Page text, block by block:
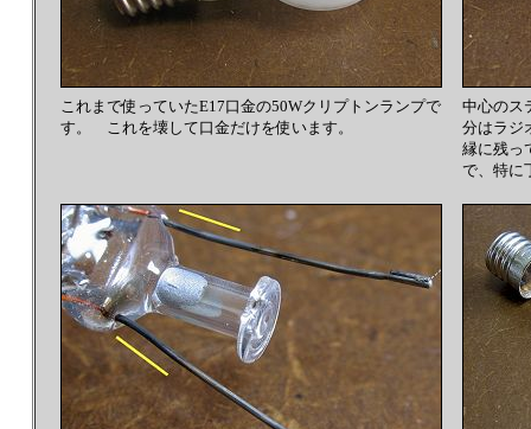
これまで使っていたE17口金の50Wクリプトンランプで
す。 これを壊して口金だけを使います。
中心のス
分はラジ
縁に残っ
で、特に